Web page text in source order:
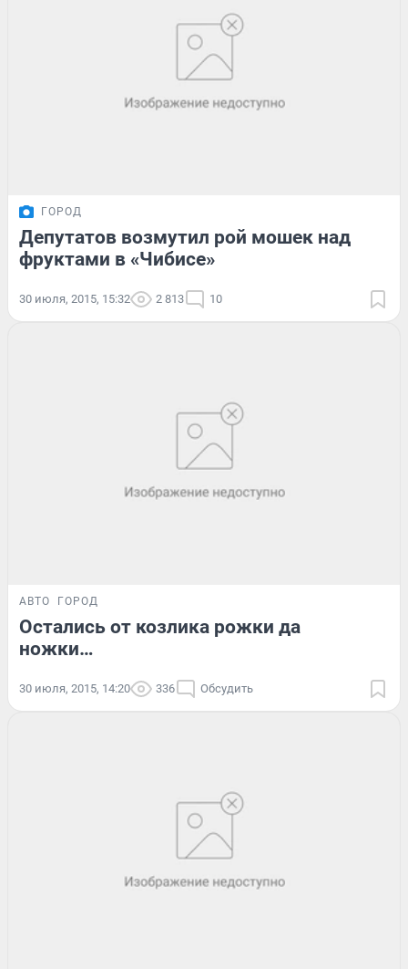
ГОРОД
Депутатов возмутил рой мошек над
фруктами в «Чибисе»
30 июля, 2015, 15:32 2 813 10
АВТО ГОРОД
Остались от козлика рожки да
ножки…
30 июля, 2015, 14:20 336 Обсудить